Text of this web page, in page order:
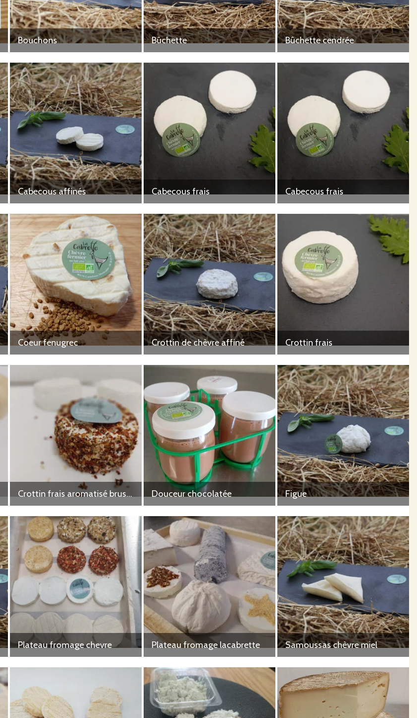
Bouchons Bûchette Bûchette cendrée
Cabecous affinés Cabecous frais Cabecous frais
Coeur fenugrec Crottin de chèvre affiné Crottin frais
Crottin frais aromatisé bruschetta Douceur chocolatée Figue
Plateau fromage chevre Plateau fromage lacabrette Samoussas chèvre miel